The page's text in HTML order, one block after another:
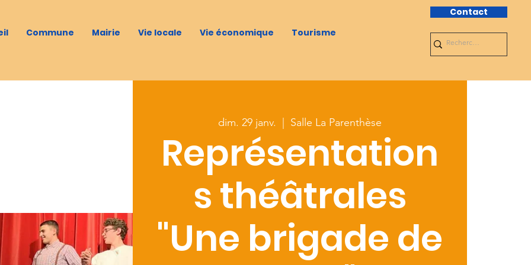
Commune Mairie Vie locale Vie économique Tourisme
Contact
dim. 29 janv. Salle La Parenthèse
Représentation
s théâtrales
"Une brigade de